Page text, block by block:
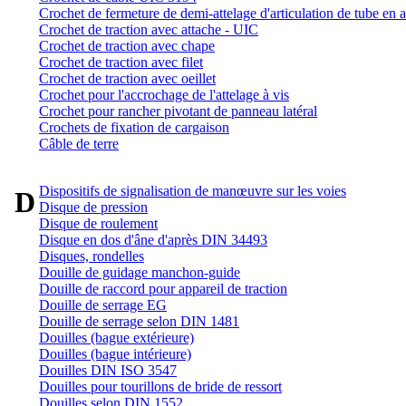
Crochet de fermeture de demi-attelage d'articulation de tube en
Crochet de traction avec attache - UIC
Crochet de traction avec chape
Crochet de traction avec filet
Crochet de traction avec oeillet
Crochet pour l'accrochage de l'attelage à vis
Crochet pour rancher pivotant de panneau latéral
Crochets de fixation de cargaison
Câble de terre
DDispositifs de signalisation de manœuvre sur les voies
Disque de pression
Disque de roulement
Disque en dos d'âne d'après DIN 34493
Disques, rondelles
Douille de guidage manchon-guide
Douille de raccord pour appareil de traction
Douille de serrage EG
Douille de serrage selon DIN 1481
Douilles (bague extérieure)
Douilles (bague intérieure)
Douilles DIN ISO 3547
Douilles pour tourillons de bride de ressort
Douilles selon DIN 1552